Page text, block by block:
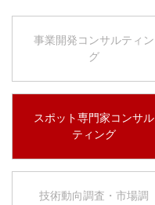
事業開発コンサルティン
グ
スポット専門家コンサル
ティング
技術動向調査・市場調